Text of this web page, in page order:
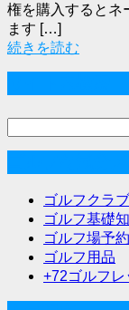
権を購入するとネ
ます […]
続きを読む
ゴルフクラ
ゴルフ基礎
ゴルフ場予
ゴルフ用品
+72ゴルフレ